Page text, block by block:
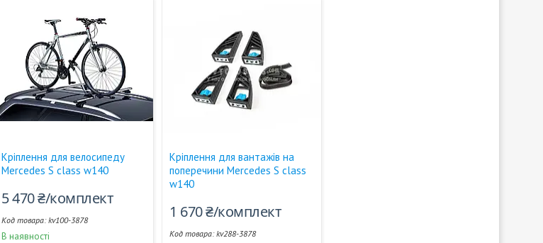
Кріплення для велосипеду
Mercedes S class w140
5 470 ₴/комплект
kv100-3878
В наявності
Кріплення для вантажів на
поперечини Mercedes S class
w140
1 670 ₴/комплект
kv288-3878